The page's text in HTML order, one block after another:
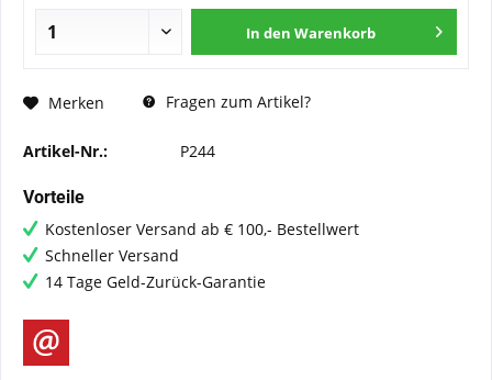
In den Warenkorb
Merken Fragen zum Artikel?
Artikel-Nr.: P244
Vorteile
Kostenloser Versand ab € 100,- Bestellwert
Schneller Versand
14 Tage Geld-Zurück-Garantie